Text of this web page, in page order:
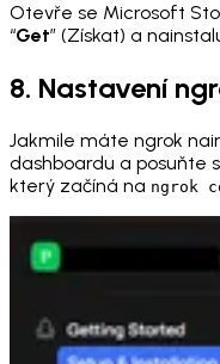
Otevře se Microsoft
“Get” (Získat) a
8. Nastavení
Jakmile máte ngrok
dashboardu a posuňte
který začíná na ngrok